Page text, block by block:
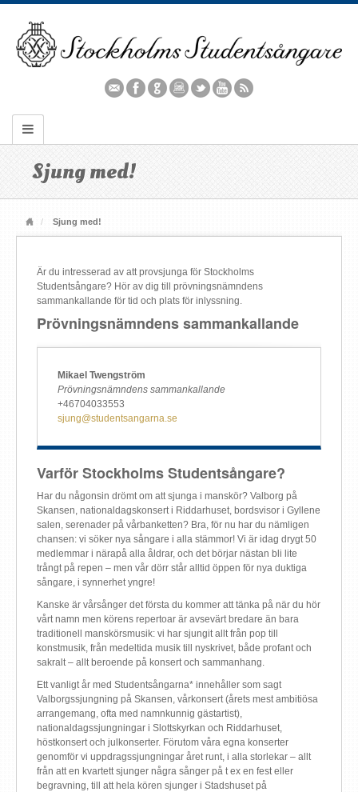
Sjung med!
Sjung med!
Är du intresserad av att provsjunga för Stockholms
Studentsångare? Hör av dig till prövningsnämndens
sammankallande för tid och plats för inlyssning.
Prövningsnämndens sammankallande
Mikael Twengström
Prövningsnämndens sammankallande
+46704033553
sjung@studentsangarna.se
Varför Stockholms Studentsångare?
Har du någonsin drömt om att sjunga i manskör? Valborg på
Skansen, nationaldagskonsert i Riddarhuset, bordsvisor i Gyllene
salen, serenader på vårbanketten? Bra, för nu har du nämligen
chansen: vi söker nya sångare i alla stämmor! Vi är idag drygt 50
medlemmar i närapå alla åldrar, och det börjar nästan bli lite
trångt på repen – men vår dörr står alltid öppen för nya duktiga
sångare, i synnerhet yngre!
Kanske är vårsånger det första du kommer att tänka på när du hör
vårt namn men körens repertoar är avsevärt bredare än bara
traditionell manskörsmusik: vi har sjungit allt från pop till
konstmusik, från medeltida musik till nyskrivet, både profant och
sakralt – allt beroende på konsert och sammanhang.
Ett vanligt år med Studentsångarna* innehåller som sagt
Valborgssjungning på Skansen, vårkonsert (årets mest ambitiösa
arrangemang, ofta med namnkunnig gästartist),
nationaldagssjungningar i Slottskyrkan och Riddarhuset,
höstkonsert och julkonserter. Förutom våra egna konserter
genomför vi uppdragssjungningar året runt, i alla storlekar – allt
från att en kvartett sjunger några sånger på t ex en fest eller
begravning, till att hela kören sjunger i Stadshuset på